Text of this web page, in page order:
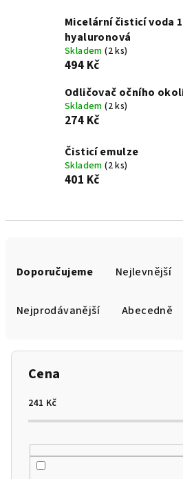
Micelární čisticí voda
hyaluronová
Skladem(2 ks)
494 Kč
Odličovač očního
Skladem(2 ks)
274 Kč
Čisticí emulze
Skladem(2 ks)
401 Kč
Doporučujeme Nejlevnější
Nejprodávanější Abecedně
Cena
241 Kč